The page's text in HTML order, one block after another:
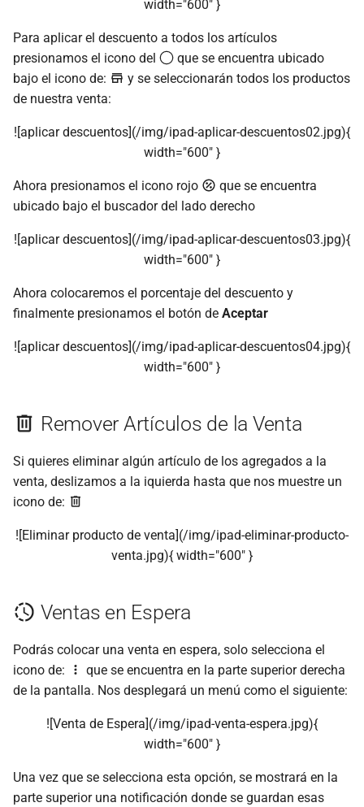
width="600" }
Para aplicar el descuento a todos los artículos
presionamos el icono del
que se encuentra ubicado
bajo el icono de:
y se seleccionarán todos los productos
de nuestra venta:
![aplicar descuentos](/img/ipad-aplicar-descuentos02.jpg){
width="600" }
Ahora presionamos el icono rojo
que se encuentra
ubicado bajo el buscador del lado derecho
![aplicar descuentos](/img/ipad-aplicar-descuentos03.jpg){
width="600" }
Ahora colocaremos el porcentaje del descuento y
finalmente presionamos el botón de Aceptar
![aplicar descuentos](/img/ipad-aplicar-descuentos04.jpg){
width="600" }
Remover Artículos de la Venta
Si quieres eliminar algún artículo de los agregados a la
venta, deslizamos a la iquierda hasta que nos muestre un
icono de:
![Eliminar producto de venta](/img/ipad-eliminar-producto-
venta.jpg){ width="600" }
Ventas en Espera
Podrás colocar una venta en espera, solo selecciona el
icono de:
que se encuentra en la parte superior derecha
de la pantalla. Nos desplegará un menú como el siguiente:
![Venta de Espera](/img/ipad-venta-espera.jpg){
width="600" }
Una vez que se selecciona esta opción, se mostrará en la
parte superior una notificación donde se guardan esas